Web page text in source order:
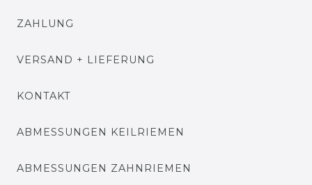
ZAHLUNG
VERSAND + LIEFERUNG
KONTAKT
ABMESSUNGEN KEILRIEMEN
ABMESSUNGEN ZAHNRIEMEN